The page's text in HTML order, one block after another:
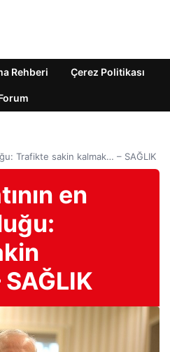
Rehberi Çerez Politikası
Trafikte sakin kalmak… – SAĞLIK
en